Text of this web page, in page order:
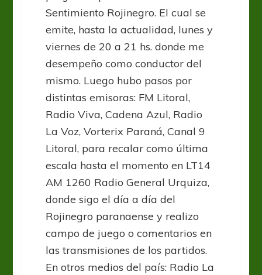
Sentimiento Rojinegro. El cual se
emite, hasta la actualidad, lunes y
viernes de 20 a 21 hs. donde me
desempeño como conductor del
mismo. Luego hubo pasos por
distintas emisoras: FM Litoral,
Radio Viva, Cadena Azul, Radio
La Voz, Vorterix Paraná, Canal 9
Litoral, para recalar como última
escala hasta el momento en LT14
AM 1260 Radio General Urquiza,
donde sigo el día a día del
Rojinegro paranaense y realizo
campo de juego o comentarios en
las transmisiones de los partidos.
En otros medios del país: Radio La